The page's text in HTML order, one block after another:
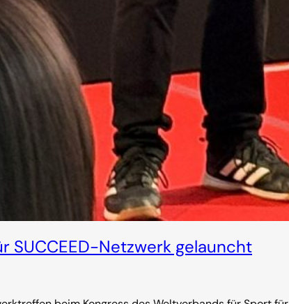
SUCCEED-Netzwerk gelauncht